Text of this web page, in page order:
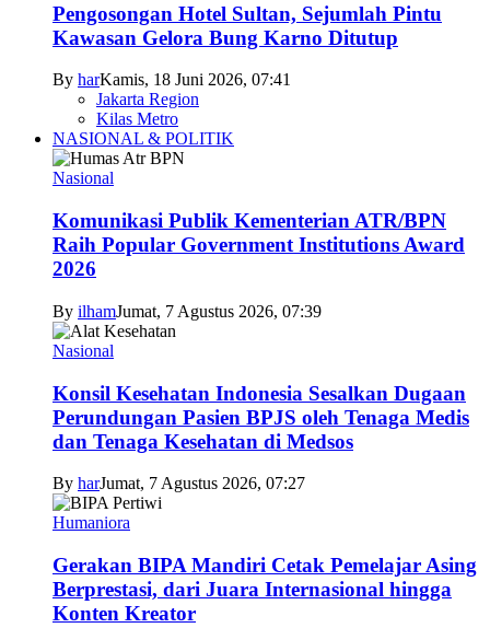
Pengosongan Hotel Sultan, Sejumlah Pintu
Kawasan Gelora Bung Karno Ditutup
By harKamis, 18 Juni 2026, 07:41
Jakarta Region
Kilas Metro
NASIONAL & POLITIK
Nasional
Komunikasi Publik Kementerian ATR/BPN
Raih Popular Government Institutions Award
2026
By ilhamJumat, 7 Agustus 2026, 07:39
Nasional
Konsil Kesehatan Indonesia Sesalkan Dugaan
Perundungan Pasien BPJS oleh Tenaga Medis
dan Tenaga Kesehatan di Medsos
By harJumat, 7 Agustus 2026, 07:27
Humaniora
Gerakan BIPA Mandiri Cetak Pemelajar Asing
Berprestasi, dari Juara Internasional hingga
Konten Kreator